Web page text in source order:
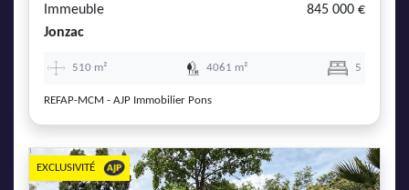
Immeuble
845 000 €
Jonzac
510 m² 4061 m² 5
REFAP-MCM - AJP Immobilier Pons
EXCLUSIVITÉ